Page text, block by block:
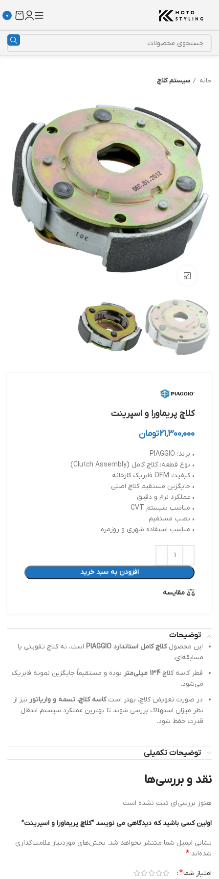
0
خانه سیستم کلاچ
کلاچ پریماورا و اسپرینت
21,300,000تومان
• برند: PIAGGIO
• نوع قطعه: کلاچ کامل (Clutch Assembly)
• کیفیت OEM فابریک کارخانه
• جایگزین مستقیم کلاچ اصلی
• عملکرد نرم و دقیق
• مناسب سیستم CVT
• نصب مستقیم
• مناسب استفاده شهری و روزمره
افزودن به سبد خرید
مقایسه
توضیحات
این محصولکلاچ کامل استاندارد PIAGGIO
است، نه کلاچ تقویتی یا
مسابقه‌ای.
قطر کاسه کلاچ134 میلی‌متر
بوده و مستقیماً جایگزین نمونه فابریک
می‌شود.
در صورت تعویض کلاچ، بهتر استکاسه کلاچ، تسمه و واریاتور نیز از
نظر میزان استهلاک بررسی شوند تا بهترین عملکرد سیستم انتقال
قدرت حفظ شود.
توضیحات تکمیلی
نقد و بررسی‌ها
هنوز بررسی‌ای ثبت نشده است.
اولین کسی باشید که دیدگاهی می نویسد “کلاچ پریماورا و اسپرینت”
نشانی ایمیل شما منتشر نخواهد شد. بخش‌های موردنیاز علامت‌گذاری
شده‌اند *
امتیاز شما*